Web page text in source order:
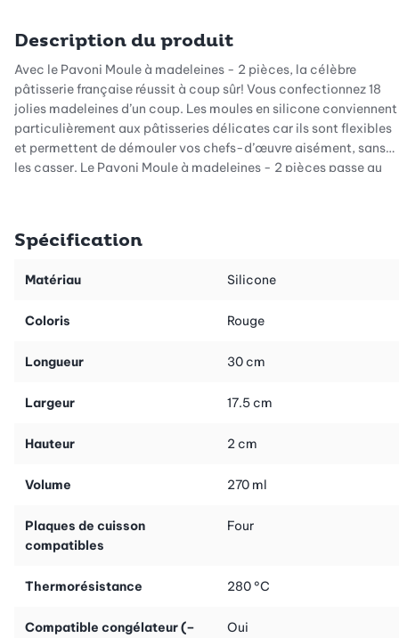
Description du produit
Avec le Pavoni Moule à madeleines - 2 pièces, la célèbre
pâtisserie française réussit à coup sûr! Vous confectionnez 18
jolies madeleines d’un coup. Les moules en silicone conviennent
particulièrement aux pâtisseries délicates car ils sont flexibles
et permettent de démouler vos chefs-d’œuvre aisément, sans
les casser. Le Pavoni Moule à madeleines - 2 pièces passe au
Astuce: pour remplir le moule proprement, utilisez une poche à
pâtisserie sucrée et salée, à partir de masses battues comme
madeleines, etc. Il convient également aux desserts à renverser
Spécification
Matériau Silicone
Coloris Rouge
Longueur 30 cm
Largeur 17.5 cm
Hauteur 2 cm
Volume 270 ml
Plaques de cuisson
compatibles
Four
Thermorésistance 280 °C
Compatible congélateur (–
Oui